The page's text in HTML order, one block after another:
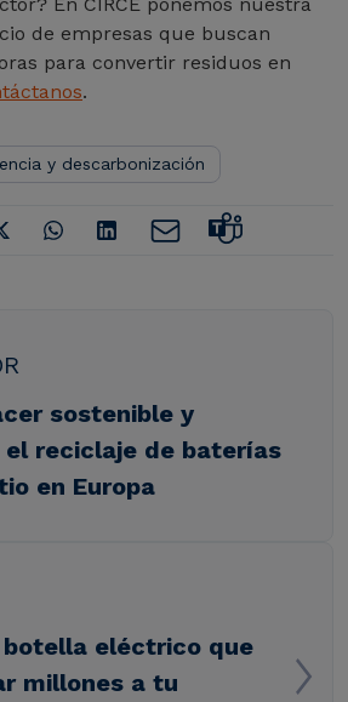
de empresas que buscan
para convertir residuos en
.
y descarbonización
sostenible y
reciclaje de baterías
en Europa
eléctrico que
millones a tu